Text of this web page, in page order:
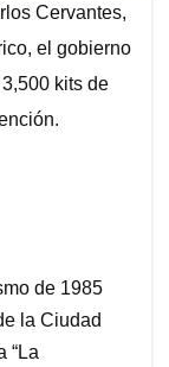
Cervantes,
el gobierno
kits de
de 1985
la Ciudad
“La